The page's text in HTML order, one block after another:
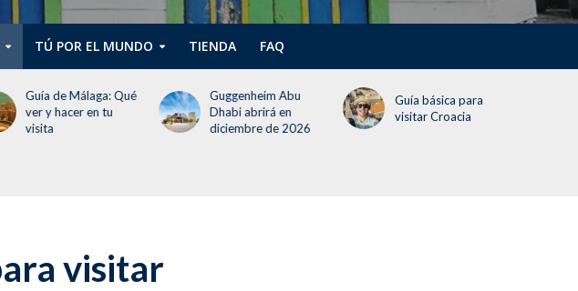
TÚ POR EL MUNDO TIENDA FAQ
Guggenheim Abu
Dhabi abrirá en
diciembre de 2026
Guía básica para
visitar Croacia
Todo lo que deben
saber del Festival del
visitar